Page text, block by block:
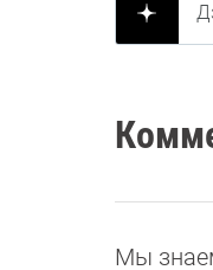
Мы